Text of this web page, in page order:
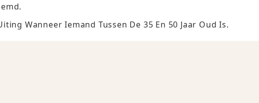
Wanneer Iemand Tussen De 35 En 50 Jaar Oud Is.